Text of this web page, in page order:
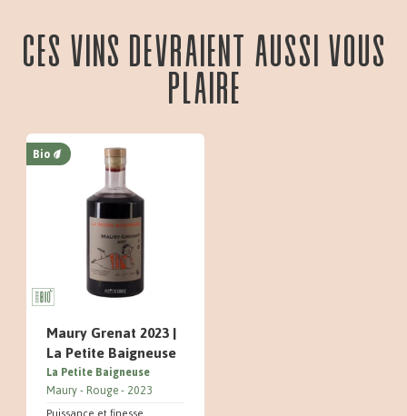
Ces vins devraient aussi vous
plaire
Bio
Maury Grenat 2023 |
La Petite Baigneuse
La Petite Baigneuse
Maury Rouge 2023